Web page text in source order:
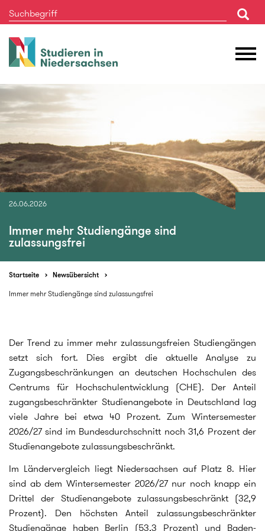
Studieren
in
26.06.2026
Immer mehr Studiengänge sind
zulassungsfrei
Startseite
Newsübersicht
Immer mehr Studiengänge sind zulassungsfrei
Der Trend zu immer mehr zulassungsfreien Studiengängen
setzt sich fort. Dies ergibt die aktuelle Analyse zu
Zugangsbeschränkungen an deutschen Hochschulen des
Centrums für Hochschulentwicklung (CHE). Der Anteil
zugangsbeschränkter Studienangebote in Deutschland lag
viele Jahre bei etwa 40 Prozent. Zum Wintersemester
2026/27 sind im Bundesdurchschnitt noch 31,6 Prozent der
Studienangebote zulassungsbeschränkt.
Im Ländervergleich liegt Niedersachsen auf Platz 8. Hier
sind ab dem Wintersemester 2026/27 nur noch knapp ein
Drittel der Studienangebote zulassungsbeschränkt (32,9
Prozent). Den höchsten Anteil zulassungsbeschränkter
Studiengänge haben Berlin (53,3 Prozent) und Baden-